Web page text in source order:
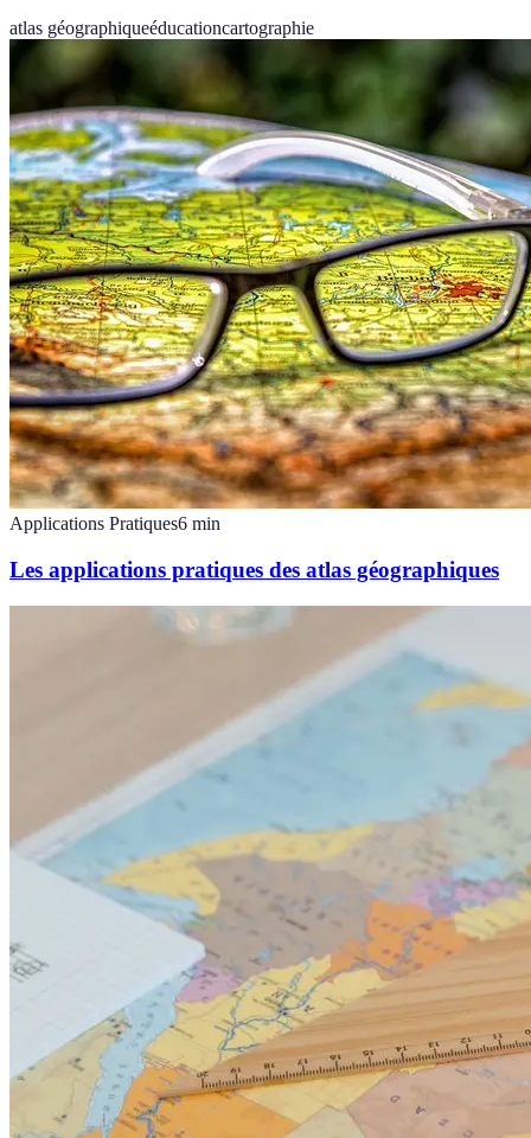
atlas géographiqueéducationcartographie
Applications Pratiques6 min
Les applications pratiques des atlas géographiques